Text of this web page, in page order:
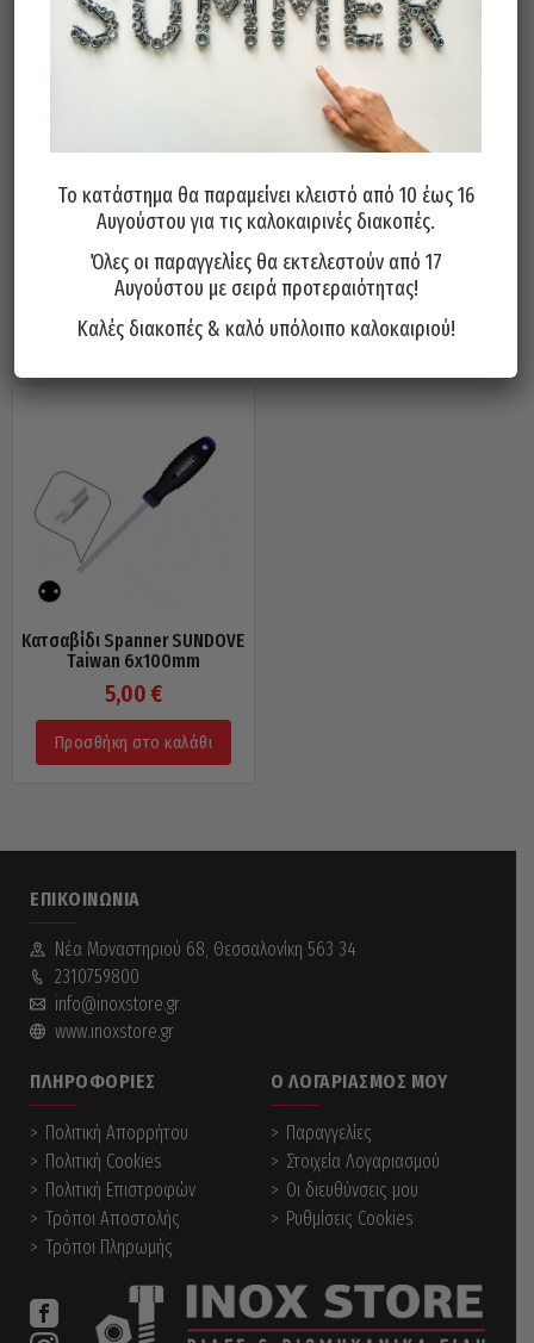
Κατσαβίδι Spanner SUNDOVE
Taiwan 10x100mm
6,00€
Προσθήκη στο καλάθι
Κατσαβίδι Spanner SUNDOVE
Taiwan 8x100mm
6,00€
Προσθήκη στο καλάθι
Κατσαβίδι Spanner SUNDOVE
Taiwan 6x100mm
5,00 €
Προσθήκη στο καλάθι
ΕΠΙΚΟΙΝΩΝΊΑ
Νέα Mοναστηριού 68, Θεσσαλονίκη 563 34
2310759800
info@inoxstore.gr
www.inoxstore.gr
ΠΛΗΡΟΦΟΡΊΕΣ
Πολιτική Απορρήτου
Πολιτική Cookies
Πολιτική Επιστροφών
Τρόποι Αποστολής
Τρόποι Πληρωμής
Ο ΛΟΓΑΡΙΑΣΜΌΣ ΜΟΥ
Παραγγελίες
Στοιχεία Λογαριασμού
Οι διευθύνσεις μου
Ρυθμίσεις Cookies
Το κατάστημα θα παραμείνει κλειστό από 10 έως 16
Αυγούστου για τις καλοκαιρινές διακοπές.
Όλες οι παραγγελίες θα εκτελεστούν από 17
Αυγούστου με σειρά προτεραιότητας!
Καλές διακοπές & καλό υπόλοιπο καλοκαιριού!